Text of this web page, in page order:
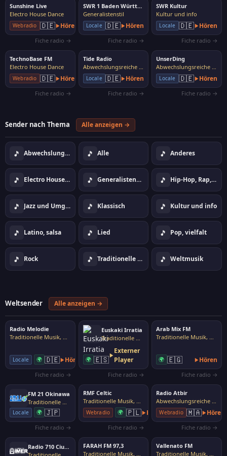
Sunshine Live
Electro House Dance
Webradio 🇩🇪 Hören
Fiche radio →
SWR 1 Baden Württemberg
Generalistenstil
Locale 🇩🇪 Hören
Fiche radio →
SWR Kultur
Kultur und info
Locale 🇩🇪 Hören
Fiche radio →
TechnoBase FM
Electro House Dance
Webradio 🇩🇪 Hören
Fiche radio →
Tide Radio
Abwechslungsreiche Musik
Locale 🇩🇪 Hören
Fiche radio →
UnserDing
Abwechslungsreiche Musik
Locale 🇩🇪 Hören
Fiche radio →
Sender nach Thema Alle anzeigen →
🎵 Abwechslungsreiche Musik 🎵 Alle 🎵 Anderes
🎵 Electro House Dance 🎵 Generalistenstil 🎵 Hip-Hop, Rap, Urban
🎵 Jazz und Umgebung 🎵 Klassisch 🎵 Kultur und info
🎵 Latino, salsa 🎵 Lied 🎵 Pop, vielfalt
🎵 Rock 🎵 Traditionelle Musik, Volksmusik 🎵 Weltmusik
Weltsender Alle anzeigen →
Radio Melodie
Traditionelle Musik, Volksmusik
Locale 🌍 🇩🇪 Hören
Fiche radio →
Euskaki Irratia
Traditionelle Musik, Volksmusik
🌍 🇪🇸
Externer
Player
Fiche radio →
Arab Mix FM
Traditionelle Musik, Volksmusik
🌍 🇪🇬 Hören
Fiche radio →
FM 21 Okinawa
Traditionelle Musik, Volksmusik
Locale 🌍 🇯🇵
Fiche radio →
RMF Celtic
Traditionelle Musik, Volksmusik
Webradio 🌍 🇵🇱 Hören
Fiche radio →
Radio Atbir
Abwechslungsreiche Musik
Webradio 🇲🇦 Hören
Fiche radio →
Radio 710 Ciudad de México
FARAH FM 97,3
Traditionelle Musik, Volksmusik
Vallenato FM
Traditionelle Musik, Volksmusik